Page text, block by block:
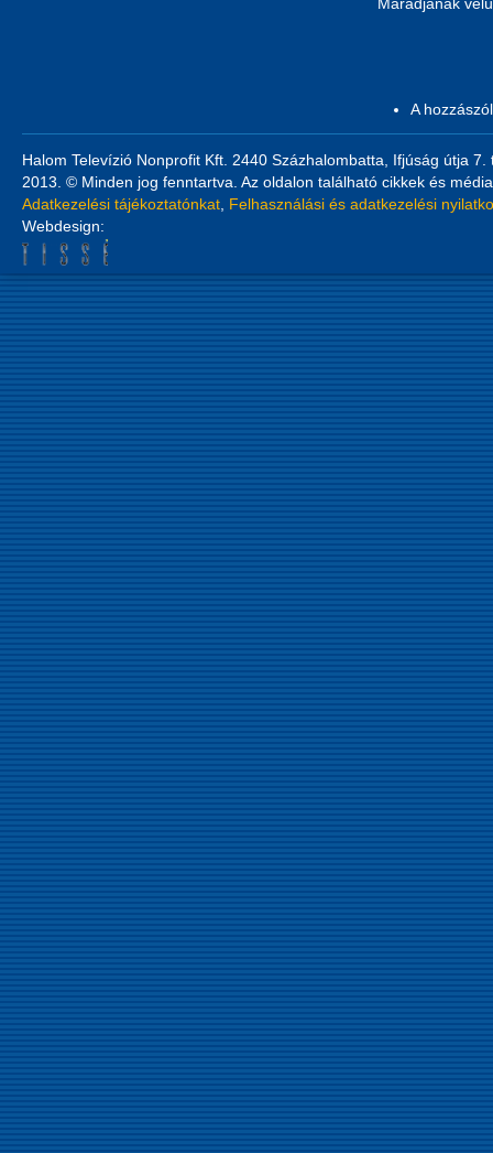
A
Halom Televízió Nonprofit Kft. 2440 Százhalombatta, Ifjúság útja
2013. © Minden jog fenntartva. Az oldalon található cikkek és
Adatkezelési tájékoztatónkat Felhasználási és adatkezelési
Webdesign: